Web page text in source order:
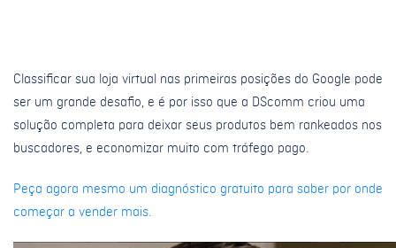
Classificar sua loja virtual nas primeiras posições do Google pode
ser um grande desafio, e é por isso que a DScomm criou uma
solução completa para deixar seus produtos bem rankeados nos
buscadores, e economizar muito com tráfego pago.
Peça agora mesmo um diagnóstico gratuito para saber por onde
começar a vender mais.